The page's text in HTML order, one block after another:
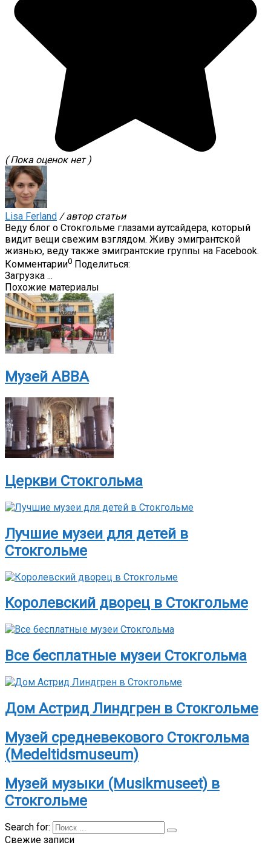
( Пока оценок нет )
Lisa Ferland / автор статьи
Веду блог о Стокгольме глазами аутсайдера, который
видит вещи свежим взглядом. Живу эмигрантской
жизнью, веду также эмигрантские группы на Facebook.
Комментарии0 Поделиться:
Загрузка ...
Похожие материалы
Музей ABBA
Церкви Стокгольма
Лучшие музеи для детей в
Стокгольме
Королевский дворец в Стокгольме
Все бесплатные музеи Стокгольма
Дом Астрид Линдгрен в Стокгольме
Музей средневекового Стокгольма
(Medeltidsmuseum)
Музей музыки (Musikmuseet) в
Стокгольме
Search for:
Свежие записи